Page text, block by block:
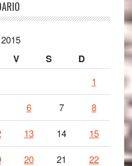
V S D
1
6 7 8
13 14 15
20 21 22